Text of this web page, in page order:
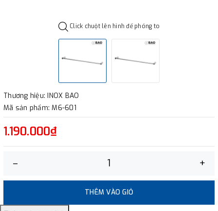
Click chuột lên hình để phóng to
Thương hiệu: INOX BAO
Mã sản phẩm: M6-601
1.190.000₫
– +
THÊM VÀO GIỎ